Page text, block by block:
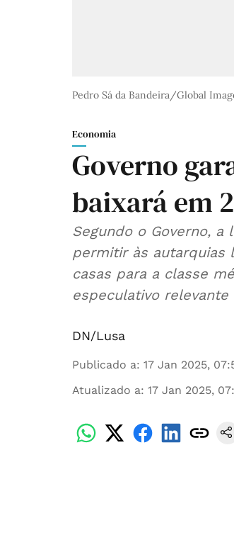
Pedro Sá da Bandeira/Global
Economia
Governo
baixará em
Segundo o Governo,
permitir às autarquias
casas para a classe
especulativo relevante
DN/Lusa
Publicado a: 17 Jan 2025,
Atualizado a: 17 Jan 2025,